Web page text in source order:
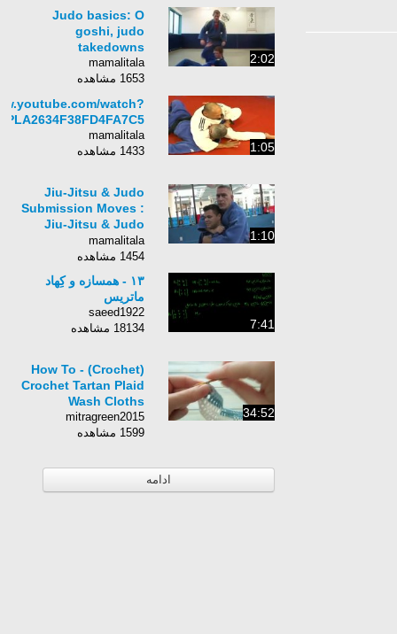
2:02
Judo basics: O
goshi, judo
takedowns
mamalitala
1653 مشاهده
1:05
watch?
mamalitala
1433 مشاهده
1:10
Jiu-Jitsu & Judo
Submission Moves :
Jiu-Jitsu & Judo
Submission Moves:
Collar Chokes
mamalitala
1454 مشاهده
7:41
۱۳ - همسازه و کِهاد
ماتریس
saeed1922
18134 مشاهده
34:52
(Crochet) How To -
Crochet Tartan Plaid
Wash Cloths
mitragreen2015
1599 مشاهده
ادامه